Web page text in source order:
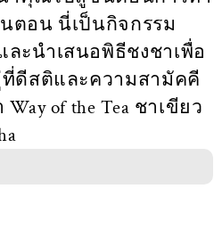
ตอน นี่เป็นกิจกรรม
ะนำเสนอพิธีชงชาเพื่อ
ที่ดีสติและความสามัคคี
of the Tea ชาเขียว